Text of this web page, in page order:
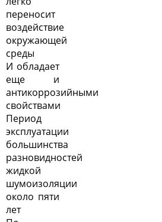
переносит
воздействие
окружающей
среды
И обладает
еще и
антикоррозийными
свойствами
Период
эксплуатации
большинства
разновидностей
жидкой
шумоизоляции
около пяти
лет